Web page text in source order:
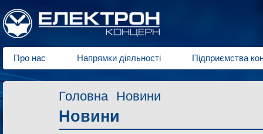
Про нас Напрямки діяльності Підприємства
Головна Новини
Новини